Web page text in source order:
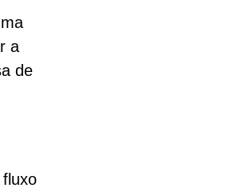
a
de